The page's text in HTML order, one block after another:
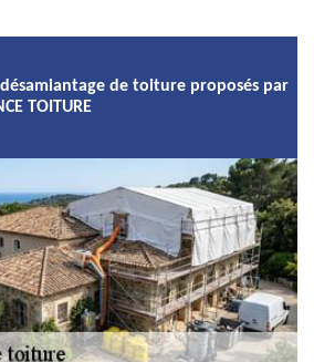
de toiture proposés par
TOITURE